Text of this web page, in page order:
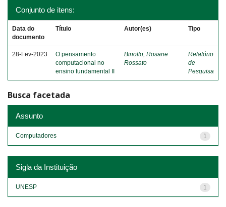
Conjunto de itens:
Data do
documento
Título Autor(es) Tipo
28-Fev-2023
O pensamento
computacional no
ensino fundamental II
Binotto, Rosane
Rossato
Relatório
de
Pesquisa
Busca facetada
Assunto
1
Computadores
Sigla da Instituição
1
UNESP